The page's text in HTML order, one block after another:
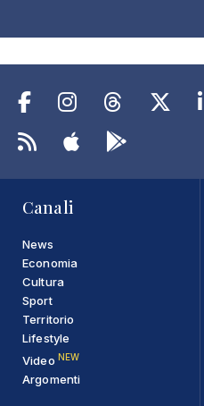
Canali
News
Economia
Cultura
Sport
Territorio
Lifestyle
Video NEW
Argomenti